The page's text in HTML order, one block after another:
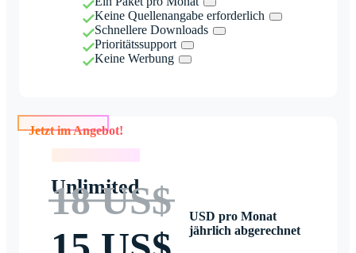
Keine Quellenangabe erforderlich
Schnellere Downloads
Prioritätssupport
Keine Werbung
Jetzt im Angebot!
Unlimited
18 US$
USD pro Monat
jährlich abgerechnet